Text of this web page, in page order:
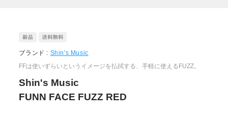
ブランド : Shin's Music
FFは使いずらいというイメージを払拭する、手軽に使えるFUZZ。
Shin's Music
FUNN FACE FUZZ RED